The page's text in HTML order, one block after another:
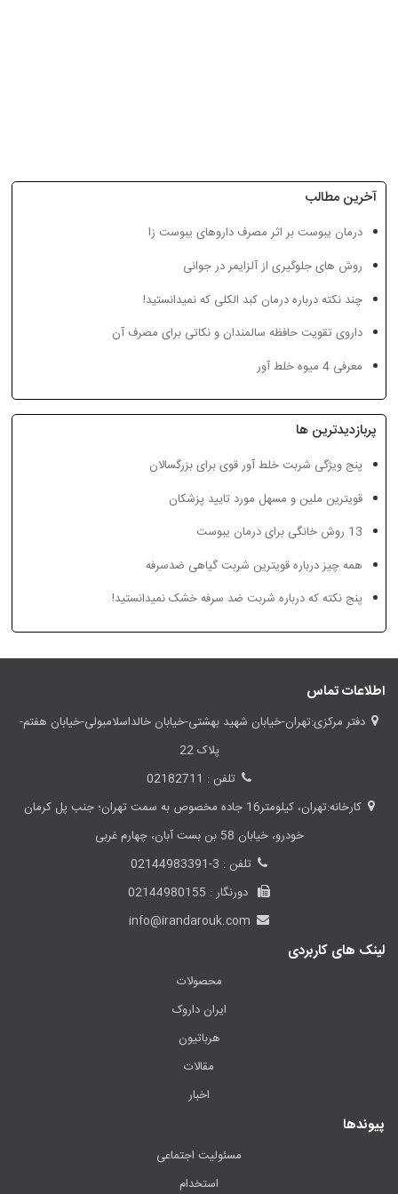
بهبود زردی نوزادان با مصرف
شیرخشت
دارویی از روی نقشه
آخرین مطالب
درمان یبوست بر اثر مصرف داروهای یبوست زا
روش های جلوگیری از آلزایمر در جوانی
چند نکته درباره درمان کبد الکلی که نمیدانستید!
داروی تقویت حافظه سالمندان و نکاتی برای مصرف آن
معرفی 4 میوه خلط آور
پربازدیدترین ها
پنج ویژگی شربت خلط آور قوی برای بزرگسالان
قویترین ملین و مسهل مورد تایید پزشکان
13 روش خانگی برای درمان یبوست
همه چیز درباره قویترین شربت گیاهی ضدسرفه
پنج نکته که درباره شربت ضد سرفه خشک نمیدانستید!
اطلاعات تماس
دفتر مرکزی:تهران-خیابان شهید بهشتی-خیابان خالداسلامبولی-خیابان هفتم-
پلاک 22
تلفن : 02182711
کارخانه:تهران، کیلومتر16 جاده مخصوص به سمت تهران؛ جنب پل کرمان
خودرو، خیابان 58 بن بست آبان، چهارم غربی
تلفن : 3-02144983391
دورنگار : 02144980155
info@irandarouk.com
لینک های کاربردی
محصولات
ایران داروک
هرباتیون
مقالات
اخبار
پیوندها
مسئولیت اجتماعی
استخدام